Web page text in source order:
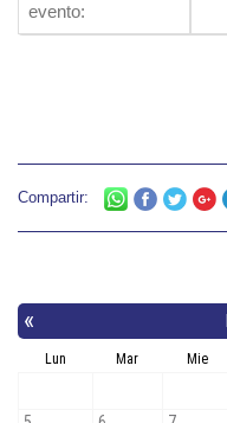
evento:
Compartir: